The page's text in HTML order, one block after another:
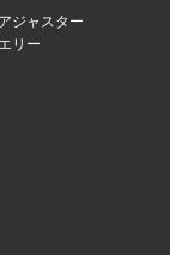
ジャスター
リー